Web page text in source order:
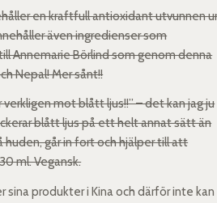
en kraftfull antioxidant utvunnen
även ingredienser som
Annemarie Börlind som genom denna
Nepal! Mer sånt!!
mot blått ljus!!” – det kan jag ju
blått ljus på ett helt annat sätt än
huden, går in fort och hjälper till att
ml. Vegansk.
produkter i Kina och därför inte kan